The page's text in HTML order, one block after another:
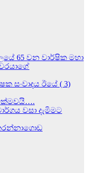
65 වන වාර්ෂික මහා
සංවාදය ඊයේ ( 3)
වසා දැමිමට